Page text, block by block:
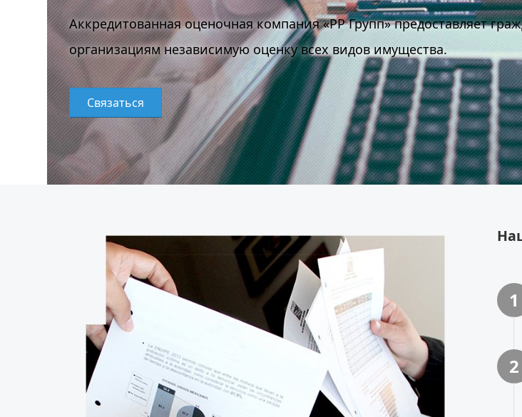
Аккредитованная оценочная компания «РР Групп» предоставляет
организациям независимую оценку всех видов имущества.
Связаться
1
2